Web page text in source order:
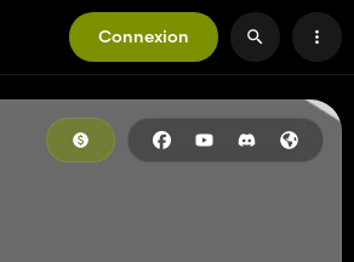
Connexion